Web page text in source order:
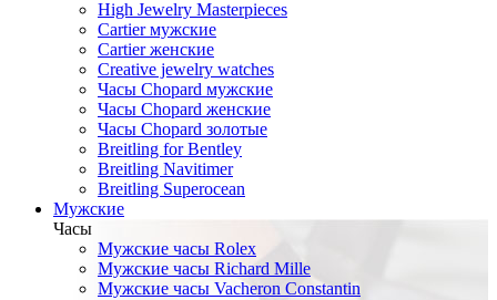
High Jewelry Masterpieces
Cartier мужские
Cartier женские
Creative jewelry watches
Часы Chopard мужские
Часы Сhopard женские
Часы Сhopard золотые
Breitling for Bentley
Breitling Navitimer
Breitling Superocean
Мужские
Часы
Мужские часы Rolex
Мужские часы Richard Mille
Мужские часы Vacheron Constantin